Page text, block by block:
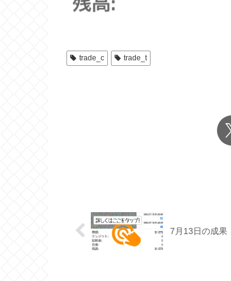
trade_c trade_t
7月13日の成果